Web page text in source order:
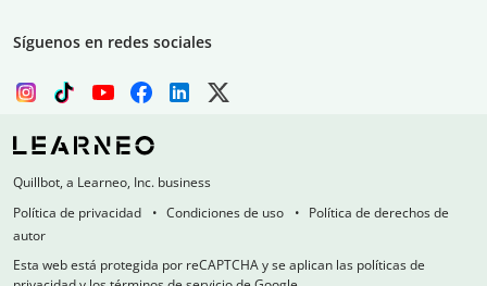
Síguenos en redes sociales
Quillbot, a Learneo, Inc. business
Política de privacidad
Condiciones de uso
Política de derechos de
autor
Esta web está protegida por reCAPTCHA y se aplican las políticas de